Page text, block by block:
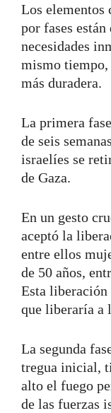
Los elementos
por fases están
necesidades
mismo tiempo,
más duradera.
La primera
de seis
israelíes se
de Gaza.
En un gesto
aceptó la
entre ellos
de 50 años,
Esta liberación
que liberaría a
La segunda
tregua inicial,
alto el fuego
de las fuerzas